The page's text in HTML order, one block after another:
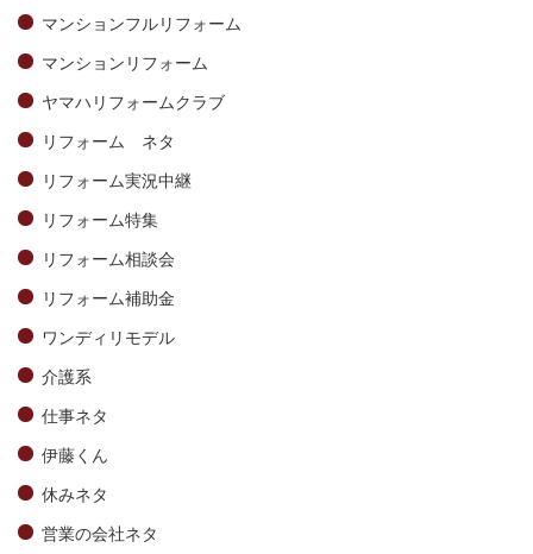
マンションフルリフォーム
マンションリフォーム
ヤマハリフォームクラブ
リフォーム ネタ
リフォーム実況中継
リフォーム特集
リフォーム相談会
リフォーム補助金
ワンディリモデル
介護系
仕事ネタ
伊藤くん
休みネタ
営業の会社ネタ